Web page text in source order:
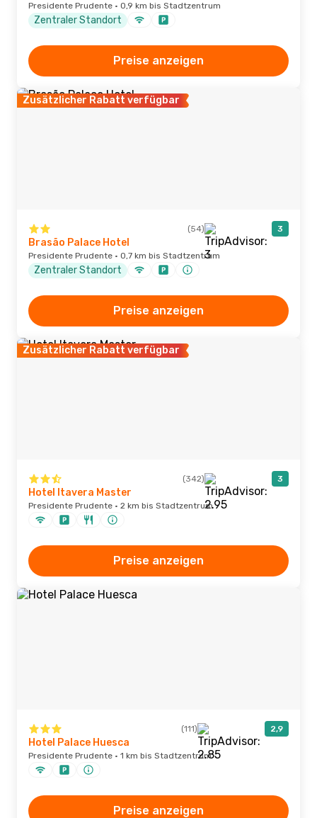
Presidente Prudente · 0,9 km bis Stadtzentrum
Zentraler Standort
Preise anzeigen
Zusätzlicher Rabatt verfügbar
(54) 3
Brasão Palace Hotel
Presidente Prudente · 0,7 km bis Stadtzentrum
Zentraler Standort
Preise anzeigen
Zusätzlicher Rabatt verfügbar
(342) 3
Hotel Itavera Master
Presidente Prudente · 2 km bis Stadtzentrum
Preise anzeigen
(111) 2,9
Hotel Palace Huesca
Presidente Prudente · 1 km bis Stadtzentrum
Preise anzeigen